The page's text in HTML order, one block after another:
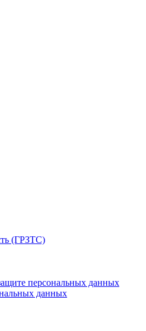
(ГРЗТС)
персональных данных
данных